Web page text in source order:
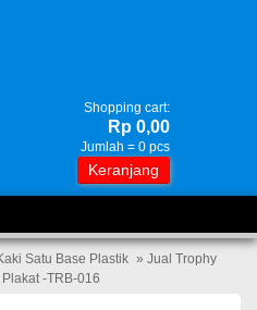
Shopping cart:
Rp 0,00
Jumlah = 0 pcs
Keranjang
Satu Base Plastik » Jual Trophy
-TRB-016